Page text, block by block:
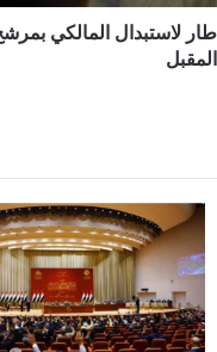
لاستبدال المالكي